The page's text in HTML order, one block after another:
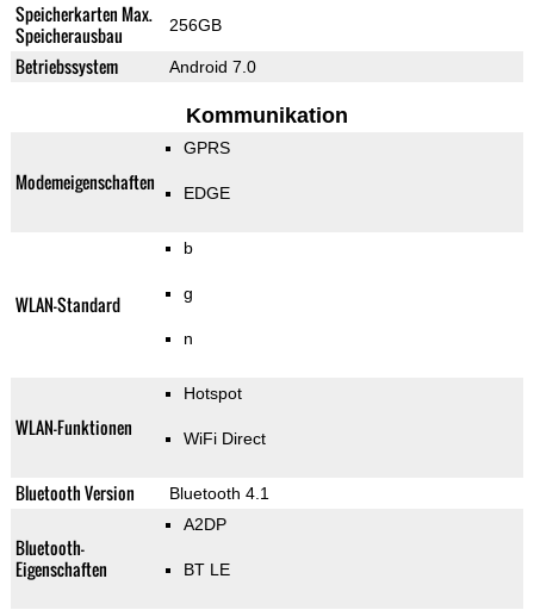
Speicherkarten Max.
Speicherausbau
256GB
Betriebssystem Android 7.0
Kommunikation
Modemeigenschaften
GPRS
EDGE
WLAN-Standard
b
g
n
WLAN-Funktionen
Hotspot
WiFi Direct
Bluetooth Version Bluetooth 4.1
Bluetooth-
Eigenschaften
A2DP
BT LE